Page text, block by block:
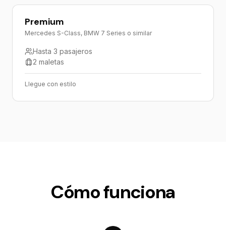
Premium
Mercedes S-Class, BMW 7 Series o similar
Hasta 3 pasajeros
2 maletas
Llegue con estilo
Cómo funciona